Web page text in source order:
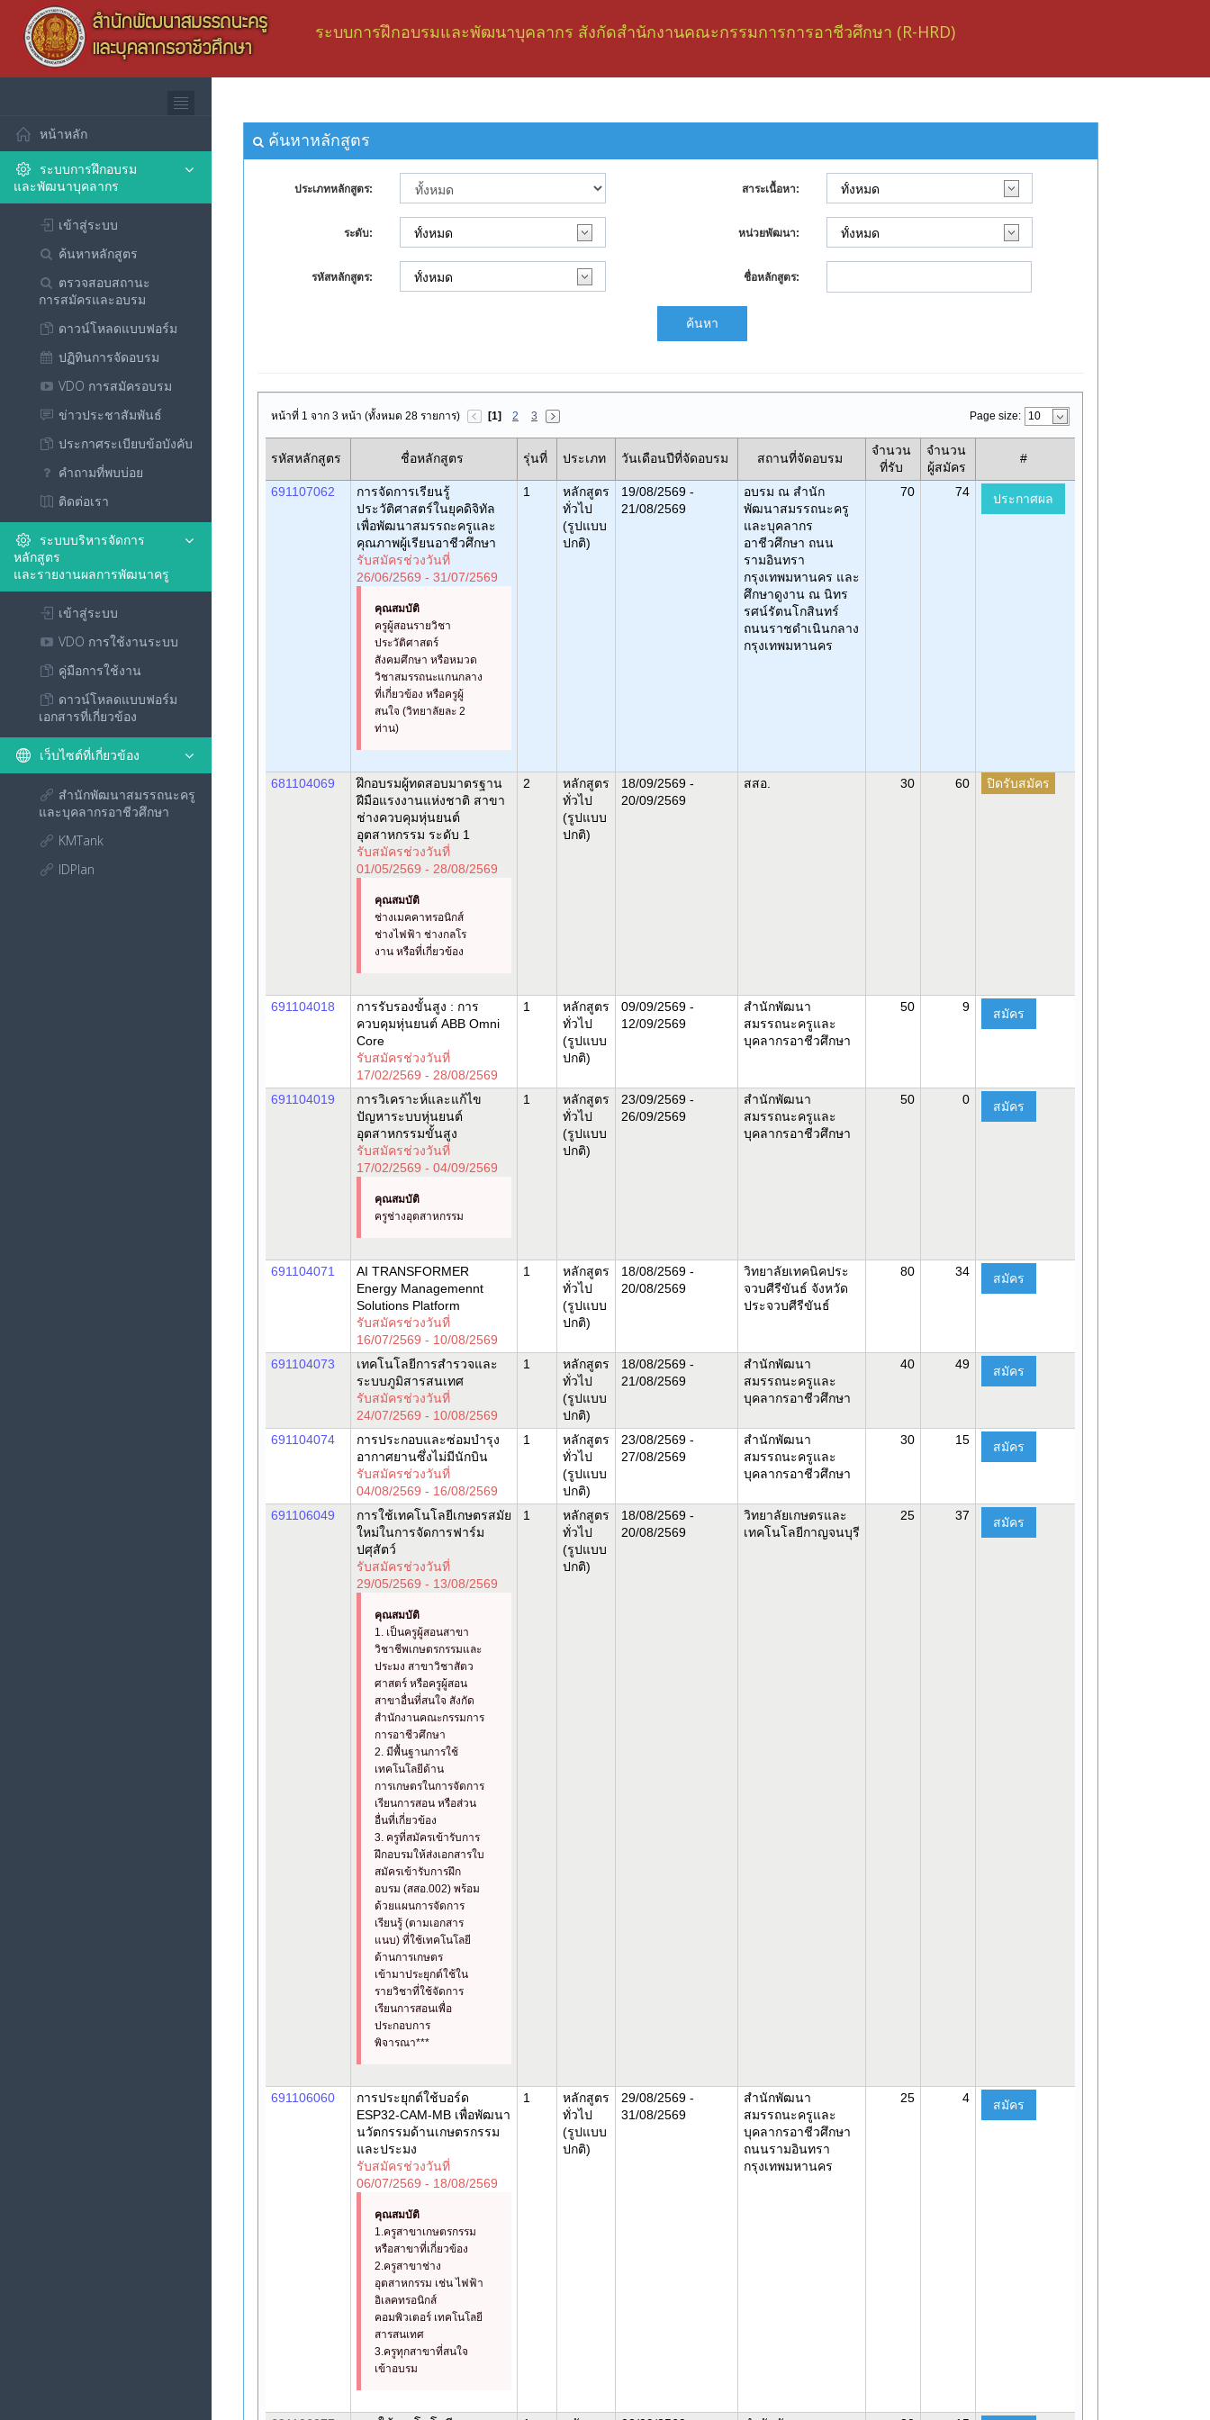
ระบบการฝึกอบรมและพัฒนาบุคลากร สังกัดสำนักงานคณะกรรมการการอาชีวศึกษา (R-HRD)
หน้าหลัก
ระบบการฝึกอบรม
และพัฒนาบุคลากร
เข้าสู่ระบบ
ค้นหาหลักสูตร
ตรวจสอบสถานะ
การสมัครและอบรม
ดาวน์โหลดแบบฟอร์ม
ปฏิทินการจัดอบรม
VDO การสมัครอบรม
ข่าวประชาสัมพันธ์
ประกาศระเบียบข้อบังคับ
คำถามที่พบบ่อย
ติดต่อเรา
ระบบบริหารจัดการ
หลักสูตร
และรายงานผลการพัฒนาครู
เข้าสู่ระบบ
VDO การใช้งานระบบ
คู่มือการใช้งาน
ดาวน์โหลดแบบฟอร์ม
เอกสารที่เกี่ยวข้อง
เว็บไซต์ที่เกี่ยวข้อง
สำนักพัฒนาสมรรถนะครู
และบุคลากรอาชีวศึกษา
KMTank
IDPlan
ค้นหาหลักสูตร
ประเภทหลักสูตร: สาระเนื้อหา:
ระดับ: หน่วยพัฒนา:
รหัสหลักสูตร: ชื่อหลักสูตร:
ค้นหา
หน้าที่ 1 จาก 3 หน้า (ทั้งหมด 28 รายการ) [1] 2 3 Page size:
รหัสหลักสูตร ชื่อหลักสูตร รุ่นที่ ประเภท วันเดือนปีที่จัดอบรม สถานที่จัดอบรม
จำนวน
ที่รับ
จำนวน
ผู้สมัคร
#
691107062
การจัดการเรียนรู้
ประวัติศาสตร์ในยุคดิจิทัล
เพื่อพัฒนาสมรรถะครูและ
คุณภาพผู้เรียนอาชีวศึกษา
รับสมัครช่วงวันที่
26/06/2569 - 31/07/2569
คุณสมบัติ
ครูผู้สอนรายวิชา
ประวัติศาสตร์
สังคมศึกษา หรือหมวด
วิชาสมรรถนะแกนกลาง
ที่เกี่ยวข้อง หรือครูผู้
สนใจ (วิทยาลัยละ 2
ท่าน)
1
หลักสูตร
ทั่วไป
(รูปแบบ
ปกติ)
19/08/2569 -
21/08/2569
อบรม ณ สำนัก
พัฒนาสมรรถนะครู
และบุคลากร
อาชีวศึกษา ถนน
รามอินทรา
กรุงเทพมหานคร และ
ศึกษาดูงาน ณ นิทร
รศน์รัตนโกสินทร์
ถนนราชดำเนินกลาง
กรุงเทพมหานคร
70 74 ประกาศผล
681104069
ฝึกอบรมผู้ทดสอบมาตรฐาน
ฝีมือแรงงานแห่งชาติ สาขา
ช่างควบคุมหุ่นยนต์
อุตสาหกรรม ระดับ 1
รับสมัครช่วงวันที่
01/05/2569 - 28/08/2569
คุณสมบัติ
ช่างเมคคาทรอนิกส์
ช่างไฟฟ้า ช่างกลโร
งาน หรือที่เกี่ยวข้อง
2
หลักสูตร
ทั่วไป
(รูปแบบ
ปกติ)
18/09/2569 -
20/09/2569
สสอ. 30 60 ปิดรับสมัคร
691104018
การรับรองขั้นสูง : การ
ควบคุมหุ่นยนต์ ABB Omni
Core
รับสมัครช่วงวันที่
17/02/2569 - 28/08/2569
1
หลักสูตร
ทั่วไป
(รูปแบบ
ปกติ)
09/09/2569 -
12/09/2569
สำนักพัฒนา
สมรรถนะครูและ
บุคลากรอาชีวศึกษา
50 9 สมัคร
691104019
การวิเคราะห์และแก้ไข
ปัญหาระบบหุ่นยนต์
อุตสาหกรรมขั้นสูง
รับสมัครช่วงวันที่
17/02/2569 - 04/09/2569
คุณสมบัติ
ครูช่างอุตสาหกรรม
1
หลักสูตร
ทั่วไป
(รูปแบบ
ปกติ)
23/09/2569 -
26/09/2569
สำนักพัฒนา
สมรรถนะครูและ
บุคลากรอาชีวศึกษา
50 0 สมัคร
691104071
AI TRANSFORMER
Energy Managemennt
Solutions Platform
รับสมัครช่วงวันที่
16/07/2569 - 10/08/2569
1
หลักสูตร
ทั่วไป
(รูปแบบ
ปกติ)
18/08/2569 -
20/08/2569
วิทยาลัยเทคนิคประ
จวบศีรีขันธ์ จังหวัด
ประจวบศีรีขันธ์
80 34 สมัคร
691104073
เทคโนโลยีการสำรวจและ
ระบบภูมิสารสนเทศ
รับสมัครช่วงวันที่
24/07/2569 - 10/08/2569
1
หลักสูตร
ทั่วไป
(รูปแบบ
ปกติ)
18/08/2569 -
21/08/2569
สำนักพัฒนา
สมรรถนะครูและ
บุคลากรอาชีวศึกษา
40 49 สมัคร
691104074
การประกอบและซ่อมบำรุง
อากาศยานซึ่งไม่มีนักบิน
รับสมัครช่วงวันที่
04/08/2569 - 16/08/2569
1
หลักสูตร
ทั่วไป
(รูปแบบ
ปกติ)
23/08/2569 -
27/08/2569
สำนักพัฒนา
สมรรถนะครูและ
บุคลากรอาชีวศึกษา
30 15 สมัคร
691106049
การใช้เทคโนโลยีเกษตรสมัย
ใหม่ในการจัดการฟาร์ม
ปศุสัตว์
รับสมัครช่วงวันที่
29/05/2569 - 13/08/2569
คุณสมบัติ
1. เป็นครูผู้สอนสาขา
วิชาชีพเกษตรกรรมและ
ประมง สาขาวิชาสัตว
ศาสตร์ หรือครูผู้สอน
สาขาอื่นที่สนใจ สังกัด
สำนักงานคณะกรรมการ
การอาชีวศึกษา
2. มีพื้นฐานการใช้
เทคโนโลยีด้าน
การเกษตรในการจัดการ
เรียนการสอน หรือส่วน
อื่นที่เกี่ยวข้อง
3. ครูที่สมัครเข้ารับการ
ฝึกอบรมให้ส่งเอกสารใบ
สมัครเข้ารับการฝึก
อบรม (สสอ.002) พร้อม
ด้วยแผนการจัดการ
เรียนรู้ (ตามเอกสาร
แนบ) ที่ใช้เทคโนโลยี
ด้านการเกษตร
เข้ามาประยุกต์ใช้ใน
รายวิชาที่ใช้จัดการ
เรียนการสอนเพื่อ
ประกอบการ
พิจารณา***
1
หลักสูตร
ทั่วไป
(รูปแบบ
ปกติ)
18/08/2569 -
20/08/2569
วิทยาลัยเกษตรและ
เทคโนโลยีกาญจนบุรี
25 37 สมัคร
691106060
การประยุกต์ใช้บอร์ด
ESP32-CAM-MB เพื่อพัฒนา
นวัตกรรมด้านเกษตรกรรม
และประมง
รับสมัครช่วงวันที่
06/07/2569 - 18/08/2569
คุณสมบัติ
1.ครูสาขาเกษตรกรรม
หรือสาขาที่เกี่ยวข้อง
2.ครูสาขาช่าง
อุตสาหกรรม เช่น ไฟฟ้า
อิเลคทรอนิกส์
คอมพิวเตอร์ เทคโนโลยี
สารสนเทศ
3.ครูทุกสาขาที่สนใจ
เข้าอบรม
1
หลักสูตร
ทั่วไป
(รูปแบบ
ปกติ)
29/08/2569 -
31/08/2569
สำนักพัฒนา
สมรรถนะครูและ
บุคลากรอาชีวศึกษา
ถนนรามอินทรา
กรุงเทพมหานคร
25 4 สมัคร